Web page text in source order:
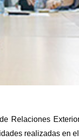
Relaciones
realizadas en